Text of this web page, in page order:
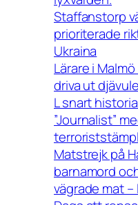
Staffanstorp
prioriterade
Ukraina
Lärare i
driva ut
L snart
”Journalist”
Matstrejk på
barnamord
vägrade mat